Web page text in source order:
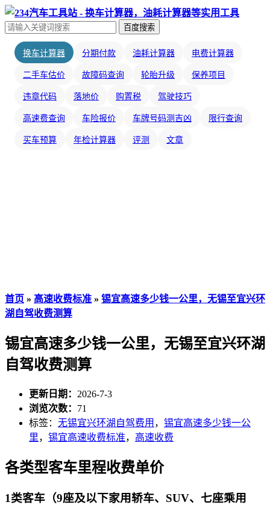
百度搜索
换车计算器 分期付款 油耗计算器 电费计算器
二手车估价 故障码查询 轮胎升级 保养项目
违章代码 落地价 购置税 驾驶技巧
高速费查询 车险报价 车牌号码测吉凶 限行查询
买车预算 年检计算器 评测 文章
首页 » 高速收费标准 » 锡宜高速多少钱一公里，无锡至宜兴环
湖自驾收费测算
锡宜高速多少钱一公里，无锡至宜兴环湖
自驾收费测算
更新日期： 2026-7-3
浏览次数： 71
标签： 无锡宜兴环湖自驾费用 ， 锡宜高速多少钱一公
里， 锡宜高速收费标准， 高速收费
各类型客车里程收费单价
1类客车（9座及以下家用轿车、SUV、七座乘用